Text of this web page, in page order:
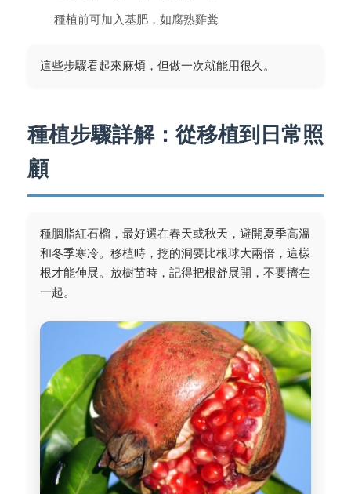
種植前可加入基肥，如腐熟雞糞
這些步驟看起來麻煩，但做一次就能用很久。
種植步驟詳解：從移植到日常照
顧
種胭脂紅石榴，最好選在春天或秋天，避開夏季高溫
和冬季寒冷。移植時，挖的洞要比根球大兩倍，這樣
根才能伸展。放樹苗時，記得把根舒展開，不要擠在
一起。